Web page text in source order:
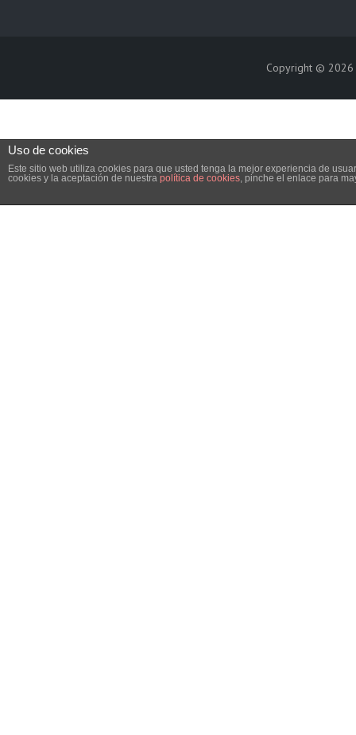
Copyright © 2026
Uso de cookies
Este sitio web utiliza cookies para que usted tenga la mejor experiencia de
cookies y la aceptación de nuestra política de cookies, pinche el enlace para